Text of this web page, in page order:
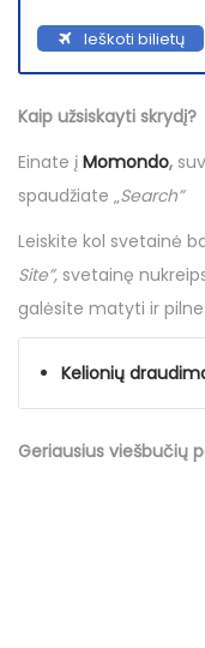
Ieškoti bilietų
Kaip užsiskayti skrydį?
Einate į Momondo,
spaudžiate „Search”
Leiskite kol svetainė
Site”, svetainę
galėsite matyti ir
Kelionių
Geriausius viešbučių